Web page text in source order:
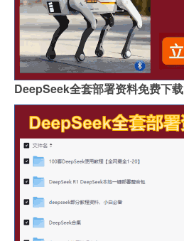
DeepSeek全套部署资料免费下载